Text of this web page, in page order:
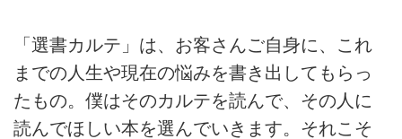
「選書カルテ」は、お客さんご自身に、これ
までの人生や現在の悩みを書き出してもらっ
たもの。僕はそのカルテを読んで、その人に
読んでほしい本を選んでいきます。それこそ